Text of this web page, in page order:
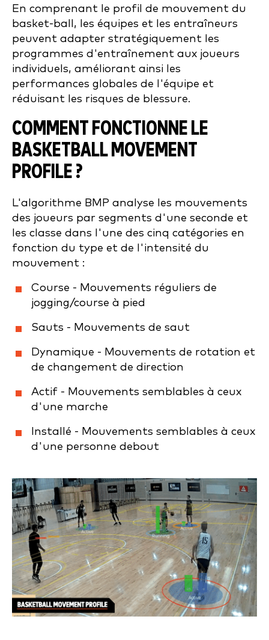
En comprenant le profil de mouvement du
basket-ball, les équipes et les entraîneurs
peuvent adapter stratégiquement les
programmes d'entraînement aux joueurs
individuels, améliorant ainsi les
performances globales de l'équipe et
réduisant les risques de blessure.
COMMENT FONCTIONNE LE
BASKETBALL MOVEMENT
PROFILE ?
L'algorithme BMP analyse les mouvements
des joueurs par segments d'une seconde et
les classe dans l'une des cinq catégories en
fonction du type et de l'intensité du
mouvement :
Course - Mouvements réguliers de
jogging/course à pied
Sauts - Mouvements de saut
Dynamique - Mouvements de rotation et
de changement de direction
Actif - Mouvements semblables à ceux
d'une marche
Installé - Mouvements semblables à ceux
d'une personne debout